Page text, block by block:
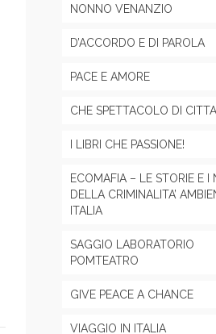
NONNO VENANZIO
D’ACCORDO E DI PAROLA
PACE E AMORE
CHE SPETTACOLO DI CITTA’
I LIBRI CHE PASSIONE!
ECOMAFIA – LE STORIE E I
DELLA CRIMINALITA’
ITALIA
SAGGIO LABORATORIO
POMTEATRO
GIVE PEACE A CHANCE
VIAGGIO IN ITALIA